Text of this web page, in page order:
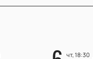
чт, 18:30